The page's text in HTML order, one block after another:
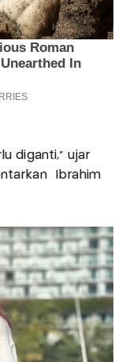
diganti," ujar
Ibrahim